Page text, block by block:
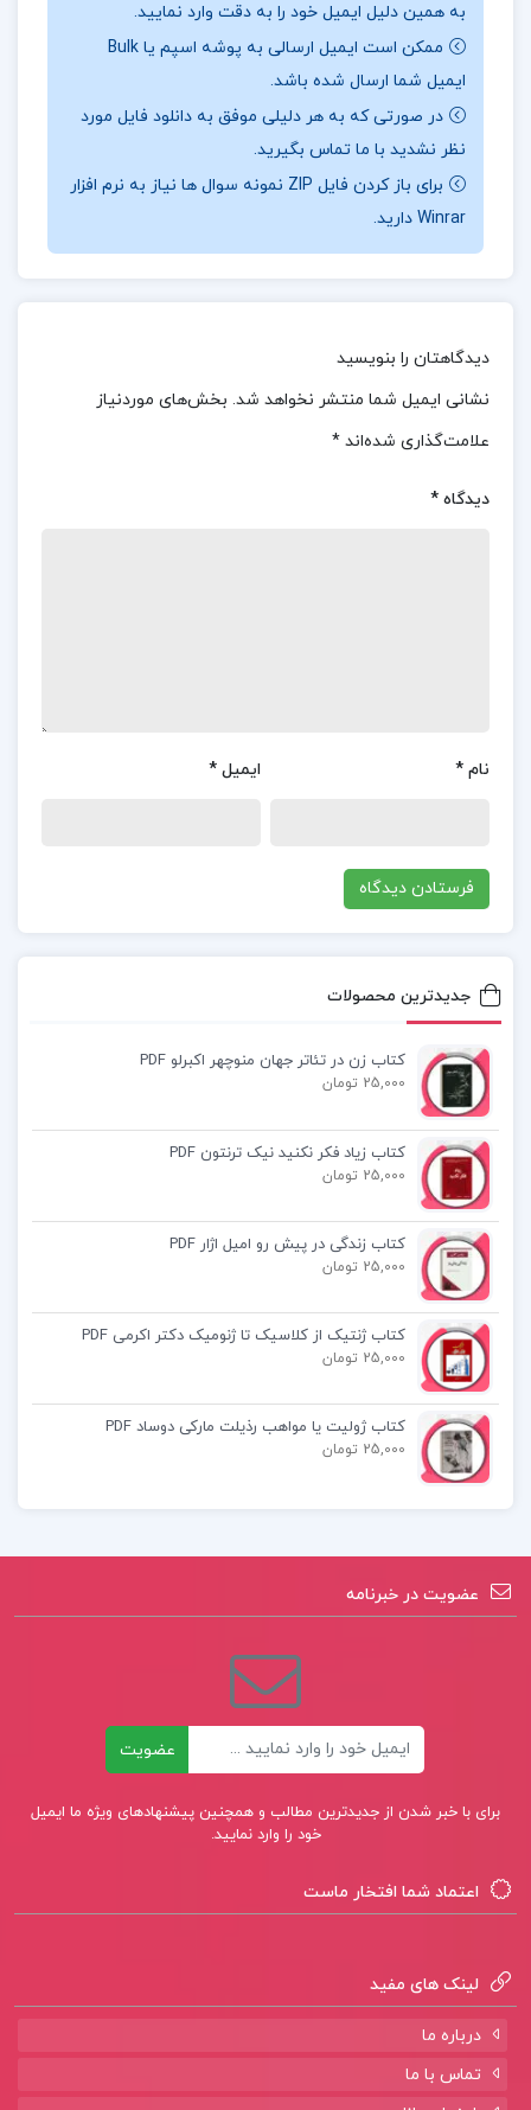
که قصد شرکت در آزمون‌های کارشناسی ارشد دارند نیز
باشد، چرا که مفاهیم آن در بسیاری از آزمون‌های مهم
دانشگاهی مطرح می‌شود.
📖بخشی از کتاب ریاضی عمومی 2:
ادامه‌ای بر ریاضی عمومی ۱ بوده و شامل مباحثی مانند
انتگرال‌های چندگانه، سری‌ها، مختصات قطبی، توابع
دیفرانسیل و آنالیز برداری است.
ابراهیمی:
فصل ششم: توابع برداری
فصل هفتم: توابع چند متغیره
کتاب آمار و کاربرد آن در مدیریت خدیجه
کتاب ادبیات کودکان طاهره جعفر قلیان
به همین دلیل ایمیل خود را به دقت وارد نمایید.
ممکن است ایمیل ارسالی به پوشه اسپم یا Bulk
ایمیل شما ارسال شده باشد.
در صورتی که به هر دلیلی موفق به دانلود فایل مورد
نظر نشدید با ما تماس بگیرید.
برای باز کردن فایل ZIP نمونه سوال ها نیاز به نرم افزار
Winrar دارید.
دیدگاهتان را بنویسید
نشانی ایمیل شما منتشر نخواهد شد. بخش‌های موردنیاز
علامت‌گذاری شده‌اند *
دیدگاه *
نام * ایمیل *
جدیدترین محصولات
کتاب زن در تئاتر جهان منوچهر اکبرلو PDF
25,000 تومان
کتاب زیاد فکر نکنید نیک ترنتون PDF
25,000 تومان
کتاب زندگی در پیش رو امیل اژار PDF
25,000 تومان
کتاب ژنتیک از کلاسیک تا ژنومیک دکتر اکرمی PDF
25,000 تومان
کتاب ژولیت یا مواهب رذیلت مارکی دوساد PDF
25,000 تومان
عضویت در خبرنامه
عضویت
برای با خبر شدن از جدیدترین مطالب و همچنین پیشنهادهای ویژه ما ایمیل
خود را وارد نمایید.
اعتماد شما افتخار ماست
لینک های مفید
درباره ما
تماس با ما